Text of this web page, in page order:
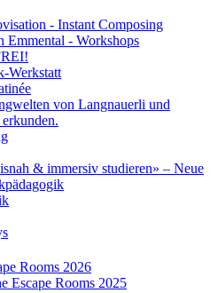
- Instant Composing
Emmental - Workshops
Werkstatt
von Langnauerli und
erkunden.
& immersiv studieren» – Neue
Rooms 2026
Escape Rooms 2025